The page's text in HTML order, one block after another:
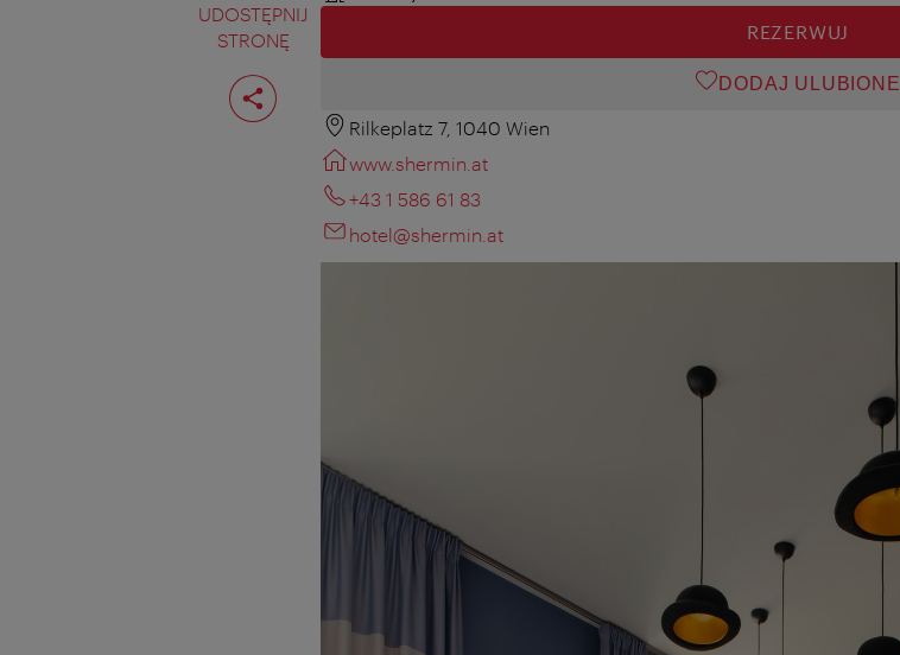
UDOSTĘPNIJ
STRONĘ
Podziel
stronę
REZERWUJ
DODAJ ULUBIONE
Rilkeplatz 7, 1040 Wien
www.shermin.at
+43 1 586 61 83
hotel@shermin.at